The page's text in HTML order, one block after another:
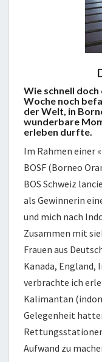
Wie schnell
Woche noch
der Welt, in
wunderbare
erleben durfte.
Im Rahmen einer «
BOSF (Borneo
BOS Schweiz
als Gewinnerin
und mich nach
Zusammen mit
Frauen aus
Kanada, England,
verbrachte ich
Kalimantan
Gelegenheit
Aufwand zu